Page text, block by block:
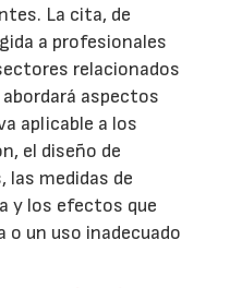
La cita, de
a profesionales
relacionados
aspectos
aplicable a los
el diseño de
las medidas de
y los efectos que
o un uso inadecuado